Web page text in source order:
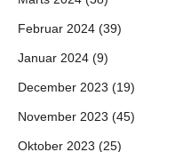
Februar 2024 (39)
Januar 2024 (9)
December 2023 (19)
November 2023 (45)
Oktober 2023 (25)